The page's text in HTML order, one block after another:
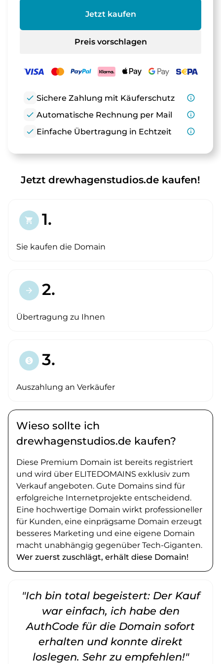
Jetzt kaufen
Preis vorschlagen
check Sichere Zahlung mit Käuferschutz
info_outline
check Automatische Rechnung per Mail
info_outline
check Einfache Übertragung in Echtzeit info_outline
Jetzt drewhagenstudios.de kaufen!
shopping_cart 1.
Sie kaufen die Domain
arrow_forward 2.
Übertragung zu Ihnen
paid 3.
Auszahlung an Verkäufer
Wieso sollte ich
drewhagenstudios.de kaufen?
Diese Premium Domain ist bereits registriert
und wird über ELITEDOMAINS exklusiv zum
Verkauf angeboten. Gute Domains sind für
erfolgreiche Internetprojekte entscheidend.
Eine hochwertige Domain wirkt professioneller
für Kunden, eine einprägsame Domain erzeugt
besseres Marketing und eine eigene Domain
macht unabhängig gegenüber Tech-Giganten.
Wer zuerst zuschlägt, erhält diese Domain!
"Ich bin total begeistert: Der Kauf
war einfach, ich habe den
AuthCode für die Domain sofort
erhalten und konnte direkt
loslegen. Sehr zu empfehlen!"